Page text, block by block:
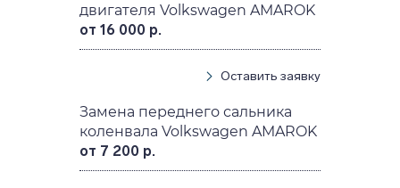
двигателя Volkswagen AMAROK
от 16 000 р.
Оставить заявку
Замена переднего сальника
коленвала Volkswagen AMAROK
от 7 200 р.